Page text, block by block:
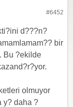
#6452
d???n?
bir
Bu ?ekilde
olmuyor
y? daha ?